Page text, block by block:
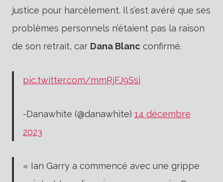
justice pour harcèlement. Il s’est avéré que ses
problèmes personnels n’étaient pas la raison
de son retrait, car Dana Blanc confirmé.
pic.twitter.com/mmRjFJ9Ssi
-Danawhite (@danawhite) 14 décembre
2023
« Ian Garry a commencé avec une grippe